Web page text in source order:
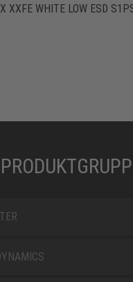
XXFE WHITE LOW ESD